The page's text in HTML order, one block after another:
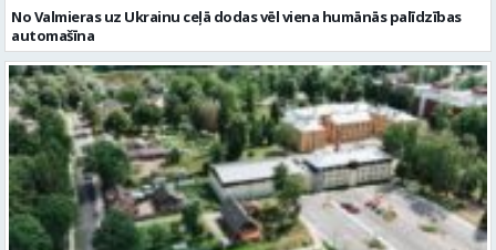
No Valmieras uz Ukrainu ceļā dodas vēl viena humānās palīdzības
automašīna